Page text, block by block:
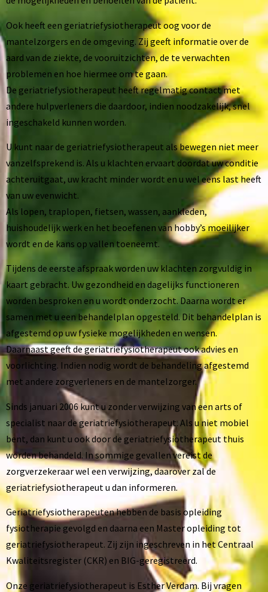
Ook heeft een geriatriefysiotherapeut oog voor de
mantelzorgers en de omgeving. Zij geeft informatie over de
aard van de ziekte, de vooruitzichten, de te verwachten
problemen en hoe hiermee om te gaan.
De geriatriefysiotherapeut heeft regelmatig contact met
andere hulpverleners die daardoor, indien noodzakelijk, snel
ingeschakeld kunnen worden.
U kunt naar de geriatriefysiotherapeut als bewegen niet meer
vanzelfsprekend is. Als u klachten ervaart doordat uw conditie
achteruitgaat, uw kracht minder wordt en u wel eens last heeft
van uw evenwicht.
Als lopen, traplopen, fietsen, wassen, aankleden,
huishoudelijk werk en het beoefenen van hobby’s moeilijker
wordt en de kans op vallen toeneemt.
Tijdens de eerste afspraak worden uw klachten zorgvuldig in
kaart gebracht. Uw gezondheid en dagelijks functioneren
worden besproken en u wordt onderzocht. Daarna wordt er
samen met u een behandelplan opgesteld. Dit behandelplan is
afgestemd op uw fysieke mogelijkheden en wensen.
Daarnaast geeft de geriatriefysiotherapeut ook advies en
voorlichting. Indien nodig wordt de behandeling afgestemd
met andere zorgverleners en de mantelzorger.
Sinds januari 2006 kunt u zonder verwijzing van een arts of
specialist naar de geriatriefysiotherapeut. Als u niet mobiel
bent, dan kunt u ook door de geriatriefysiotherapeut thuis
worden behandeld. In sommige gevallen vereist de
zorgverzekeraar wel een verwijzing, daarover zal de
geriatriefysiotherapeut u dan informeren.
Geriatriefysiotherapeuten hebben de basis opleiding
fysiotherapie gevolgd en daarna een Master opleiding tot
geriatriefysiotherapeut. Zij zijn ingeschreven in het Centraal
Kwaliteitsregister (CKR) en BIG-geregistreerd.
Onze geriatriefysiotherapeut is Esther Verdam. Bij vragen